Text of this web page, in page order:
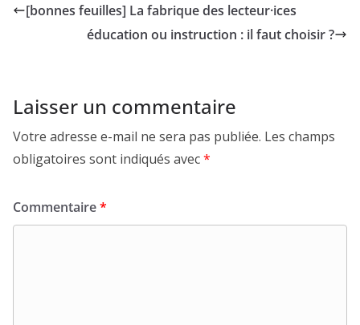
[bonnes feuilles] La fabrique des lecteur·ices
éducation ou instruction : il faut choisir ?
Laisser un commentaire
Votre adresse e-mail ne sera pas publiée. Les champs
obligatoires sont indiqués avec*
Commentaire*